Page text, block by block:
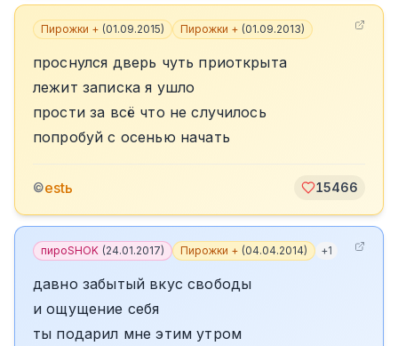
Пирожки + (01.09.2015) Пирожки + (01.09.2013)
проснулся дверь чуть приоткрыта
лежит записка я ушло
прости за всё что не случилось
попробуй с осенью начать
©estь 15466
пироSHOK (24.01.2017) Пирожки + (04.04.2014) +1
давно забытый вкус свободы
и ощущение себя
ты подарил мне этим утром